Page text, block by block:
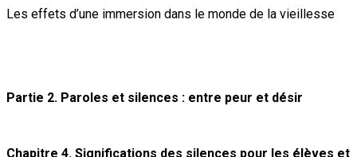
Les effets d’une immersion dans le monde de la vieillesse
Partie 2. Paroles et silences : entre peur et désir
Chapitre 4. Significations des silences pour les élèves et